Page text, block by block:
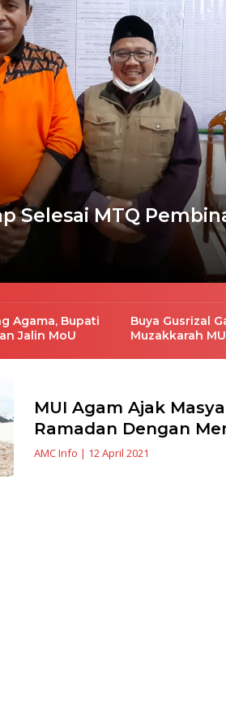
Selesai MTQ
Agama, Bupati
Jalin MoU
Buya Gusrizal
Muzakkarah
MUI Agam Ajak
Ramadan Dengan
AMC Info | 12 April 2021